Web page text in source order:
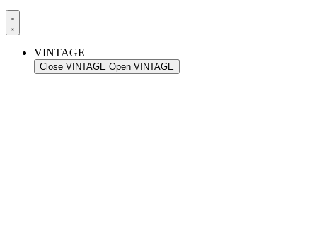
VINTAGE
Close VINTAGE Open VINTAGE